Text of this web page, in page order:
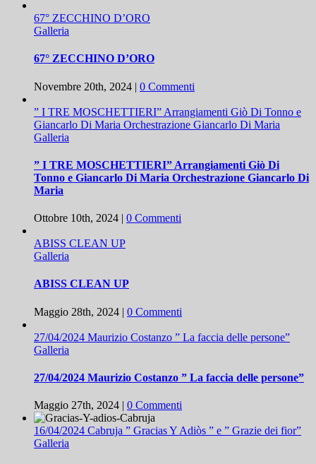
67° ZECCHINO D’ORO
Galleria
67° ZECCHINO D’ORO
Novembre 20th, 2024 | 0 Commenti
” I TRE MOSCHETTIERI” Arrangiamenti Giò Di Tonno e
Giancarlo Di Maria Orchestrazione Giancarlo Di Maria
Galleria
” I TRE MOSCHETTIERI” Arrangiamenti Giò Di
Tonno e Giancarlo Di Maria Orchestrazione Giancarlo Di
Maria
Ottobre 10th, 2024 | 0 Commenti
ABISS CLEAN UP
Galleria
ABISS CLEAN UP
Maggio 28th, 2024 | 0 Commenti
27/04/2024 Maurizio Costanzo ” La faccia delle persone”
Galleria
27/04/2024 Maurizio Costanzo ” La faccia delle persone”
Maggio 27th, 2024 | 0 Commenti
16/04/2024 Cabruja ” Gracias Y Adiòs ” e ” Grazie dei fior”
Galleria